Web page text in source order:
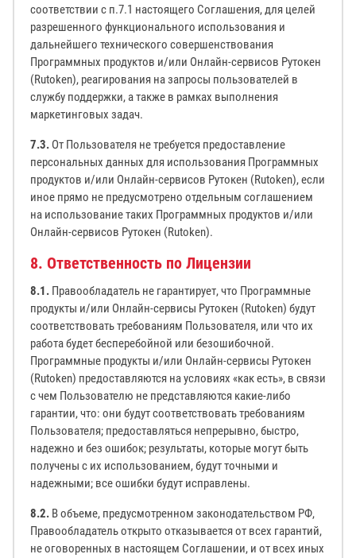
соответствии с п.7.1 настоящего Соглашения, для целей
разрешенного функционального использования и
дальнейшего технического совершенствования
Программных продуктов и/или Онлайн-сервисов Рутокен
(Rutoken), реагирования на запросы пользователей в
службу поддержки, а также в рамках выполнения
маркетинговых задач.
7.3. От Пользователя не требуется предоставление
персональных данных для использования Программных
продуктов и/или Онлайн-сервисов Рутокен (Rutoken), если
иное прямо не предусмотрено отдельным соглашением
на использование таких Программных продуктов и/или
Онлайн-сервисов Рутокен (Rutoken).
8. Ответственность по Лицензии
8.1. Правообладатель не гарантирует, что Программные
продукты и/или Онлайн-сервисы Рутокен (Rutoken) будут
соответствовать требованиям Пользователя, или что их
работа будет бесперебойной или безошибочной.
Программные продукты и/или Онлайн-сервисы Рутокен
(Rutoken) предоставляются на условиях «как есть», в связи
с чем Пользователю не представляются какие-либо
гарантии, что: они будут соответствовать требованиям
Пользователя; предоставляться непрерывно, быстро,
надежно и без ошибок; результаты, которые могут быть
получены с их использованием, будут точными и
надежными; все ошибки будут исправлены.
8.2. В объеме, предусмотренном законодательством РФ,
Правообладатель открыто отказывается от всех гарантий,
не оговоренных в настоящем Соглашении, и от всех иных